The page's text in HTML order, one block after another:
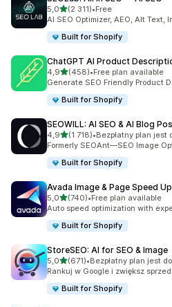
5,0na 5 gwiazdek
(2 311)
Łączna liczba recenzji: 2311
•Free
AI SEO Optimizer, AEO, Alt Text,
Built for Shopify
ChatGPT AI Product
4,9na 5 gwiazdek
(458)
Łączna liczba recenzji: 458
•Free plan available
Generate SEO Friendly Product
Built for Shopify
SEOWILL: AI SEO & AI Blog
4,9na 5 gwiazdek
(1 718)
Łączna liczba recenzji: 1718
•Bezpłatny plan jest
Formerly SEOAnt—SEO Image
Built for Shopify
Avada Image & Page Speed Up
5,0na 5 gwiazdek
(740)
Łączna liczba recenzji: 740
•Free plan available
Auto speed optimization with
Built for Shopify
StoreSEO: AI for SEO & Image
5,0na 5 gwiazdek
(671)
Łączna liczba recenzji: 671
•Bezpłatny plan jest
Rankuj w Google i zwiększ
Built for Shopify